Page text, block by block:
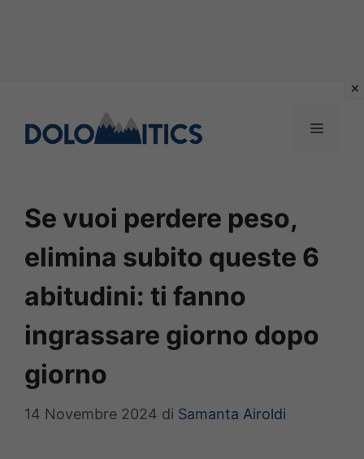
contenuto
MENU
Se vuoi perdere peso,
elimina subito queste 6
abitudini: ti fanno
ingrassare giorno dopo
giorno
14 Novembre 2024 di Samanta Airoldi